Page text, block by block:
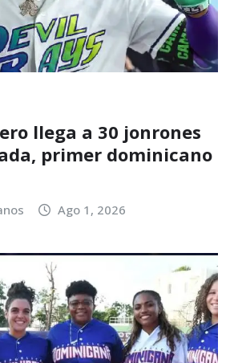
llega a 30 jonrones
primer dominicano
Ago 1, 2026